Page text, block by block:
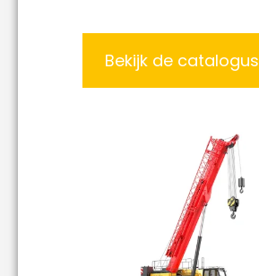
Bekijk de catalogus